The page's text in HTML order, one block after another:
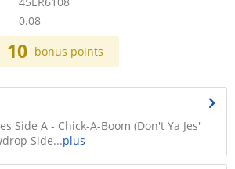
0.08
10 bonus points
Side A - Chick-A-Boom (Don't Ya Jes'
Side...plus